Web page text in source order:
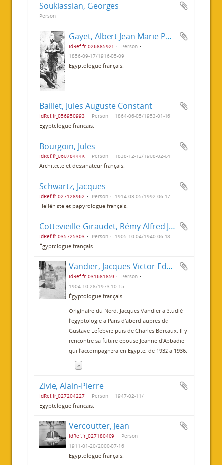
Soukiassian, Georges
Person
Gayet, Albert Jean Marie Philippe
IdRef.fr_026885921
Person
1856-09-17/1916-05-09
Égyptologue français.
Baillet, Jules Auguste Constant
IdRef.fr_056950993 Person 1864-06-05/1953-01-16
Égyptologue français.
Bourgoin, Jules
IdRef.fr_06078444X Person 1838-12-12/1908-02-04
Architecte et dessinateur français.
Schwartz, Jacques
IdRef.fr_027128962 Person 1914-03-05/1992-06-17
Helléniste et papyrologue français.
Cottevieille-Giraudet, Rémy Alfred Jacques Fernand Lionel
IdRef.fr_035725303 Person 1905-10-04/1940-06-18
Égyptologue français.
Vandier, Jacques Victor Edmond Raymond
IdRef.fr_031681859
Person
1904-10-28/1973-10-15
Égyptologue français.
Originaire du Nord, Jacques Vandier a étudié
l'égyptologie à Paris d'abord auprès de
Gustave Lefèbvre puis de Charles Boreaux. Il y
rencontre sa future épouse Jeanne d'Abbadie
qui l'accompagnera en Égypte, de 1932 à 1936.
...
»
Zivie, Alain-Pierre
IdRef.fr_027204227 Person 1947-02-11/
Égyptologue français.
Vercoutter, Jean
IdRef.fr_027180409
Person
1911-01-20/2000-07-16
Égyptologue français.